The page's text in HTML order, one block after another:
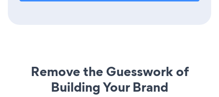
Remove the Guesswork of
Building Your Brand